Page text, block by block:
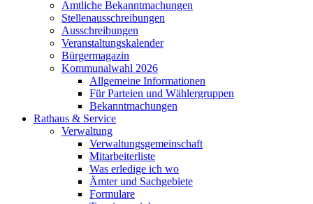
Amtliche Bekanntmachungen
Stellenausschreibungen
Ausschreibungen
Veranstaltungskalender
Bürgermagazin
Kommunalwahl 2026
Allgemeine Informationen
Für Parteien und Wählergruppen
Bekanntmachungen
Rathaus & Service
Verwaltung
Verwaltungsgemeinschaft
Mitarbeiterliste
Was erledige ich wo
Ämter und Sachgebiete
Formulare